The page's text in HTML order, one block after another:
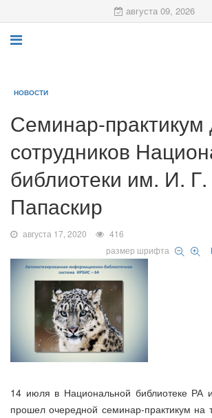
августа 09, 2026
НОВОСТИ
Семинар-практикум
сотрудников
библиотеки им. И. Г.
Папаскир
августа 17, 2020
416
размер шрифта
14 июля в Национальной библиотеке РА
прошел очередной семинар-практикум